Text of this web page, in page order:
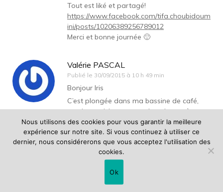
Tout est liké et partagé!
https://www.facebook.com/tifa.choubidoum
ini/posts/10206389256789012
Merci et bonne journée 🙂
Valérie PASCAL
Publié le 30/09/2015 à 10 h 49 min
Bonjour Iris
C’est plongée dans ma bassine de café,
que je participe avec enthousiasme à ce
concours qui nous console un peu d’une
rentrée chagrin et d’un été agonisant 😉
Voilà un beau cadeau parfumé qui me
rappelle un peu mes plages atlantiques
chéries 😉 En plus, je vais bientôt en week-
end amoureux à la Rochelle 🙂
Pour répondre à ta question : je choisis
Nous utilisons des cookies pour vous garantir la meilleure
expérience sur notre site. Si vous continuez à utiliser ce
dernier, nous considérerons que vous acceptez l'utilisation des
cookies.
Ok